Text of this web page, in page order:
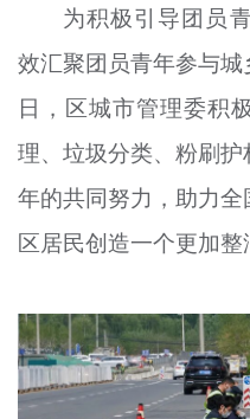
专题
资料库
为积极引导团员
效汇聚团员青年参与
日，区城市管理委积
理、垃圾分类、粉刷
年的共同努力，助力
区居民创造一个更加整